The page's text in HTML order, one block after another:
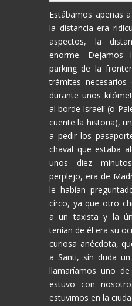
Estábamos apenas
la distancia era
aspectos, la
enorme.
parking de la
trámites
durante unos
al borde Israelí (o
cuente la historia),
a pedir los
chaval que estaba
unos diez
perplejo, era de
le habían
circo, ya que otro
a un taxista y la
tenían de él era su
curiosa anécdota,
a Santi, sin duda
llamaríamos uno
estuvo con
estuvimos en la